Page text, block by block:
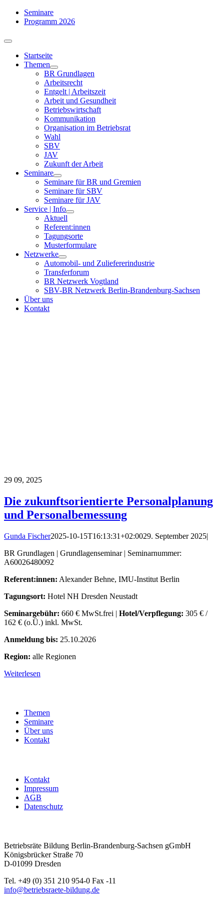
Zum
Inhalt
Seminare
Programm 2026
Toggle
NavigationStartseite
Themen
BR Grundlagen
Arbeits­recht
Entgelt | Arbeitszeit
Arbeit und Gesundheit
Betriebswirtschaft
Kommuni­kation
Organisation im Betriebsrat
Wahl
SBV
JAV
Zukunft der Arbeit
Seminare
Seminare für BR und Gremien
Seminare für SBV
Seminare für JAV
Service | Info
Aktuell
Referent:innen
Tagungsorte
Musterformulare
Netzwerke
Automobil- und Zuliefererindustrie
Transferforum
BR Netzwerk Vogtland
SBV-BR Netzwerk Berlin-Brandenburg-Sachsen
Über uns
Kontakt
29 09, 2025
Die zukunftsorientierte Personalplanung
und Personalbemessung
Gunda Fischer2025-10-15T16:13:31+02:0029. September 2025|
BR Grundlagen | Grundlagenseminar | Seminarnummer:
A60026480092
Referent:innen: Alexander Behne, IMU-Institut Berlin
Tagungsort: Hotel NH Dresden Neustadt
Seminargebühr: 660 € MwSt.frei | Hotel/Verpflegung: 305 € /
162 € (o.Ü.) inkl. MwSt.
Anmeldung bis: 25.10.2026
Region: alle Regionen
Weiterlesen
Themen
Seminare
Über uns
Kontakt
Kontakt
Impressum
AGB
Datenschutz
Betriebsräte Bildung Berlin-Brandenburg-Sachsen gGmbH
Königsbrücker Straße 70
D-01099 Dresden
Tel. +49 (0) 351 210 954-0 Fax -11
info@betriebsraete-bildung.de